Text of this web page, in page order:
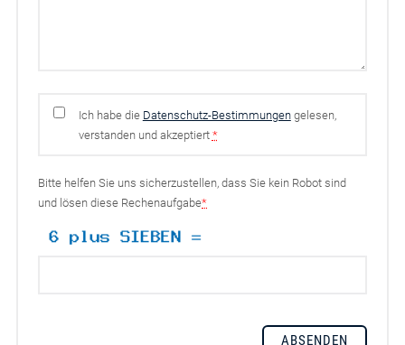
Ich habe die Datenschutz-Bestimmungengelesen,
verstanden und akzeptiert *
Bitte helfen Sie uns sicherzustellen, dass Sie kein Robot sind
und lösen diese Rechenaufgabe*